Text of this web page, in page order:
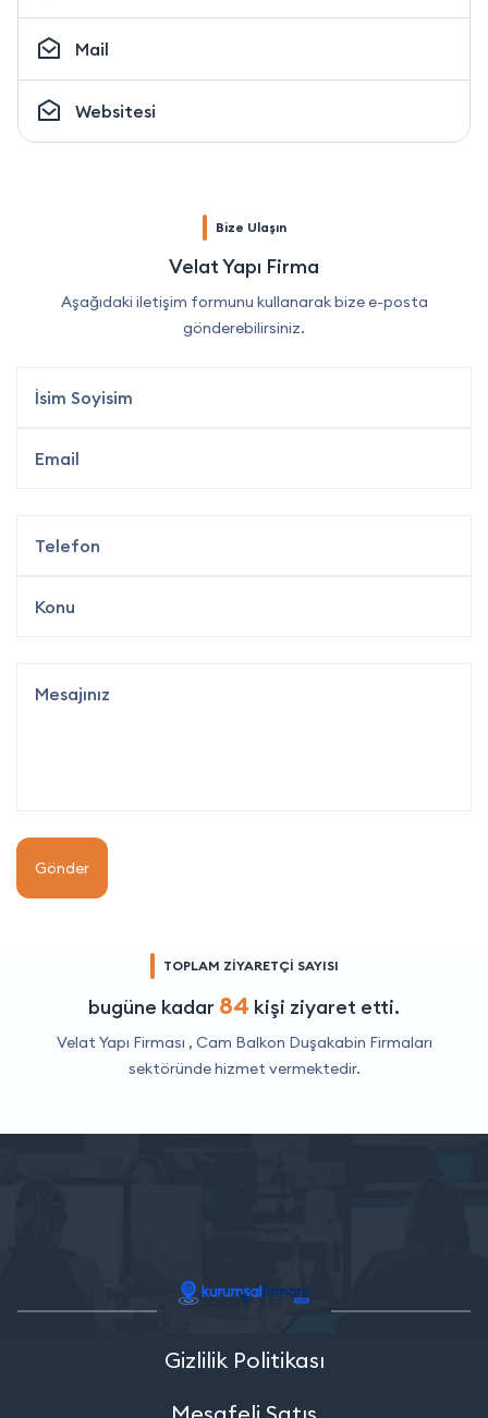
Mail
Websitesi
Bize Ulaşın
Velat Yapı Firma
Aşağıdaki iletişim formunu kullanarak bize e-posta
gönderebilirsiniz.
Gönder
TOPLAM ZİYARETÇİ SAYISI
bugüne kadar 84 kişi ziyaret etti.
Velat Yapı Firması , Cam Balkon Duşakabin Firmaları
sektöründe hizmet vermektedir.
Gizlilik Politikası